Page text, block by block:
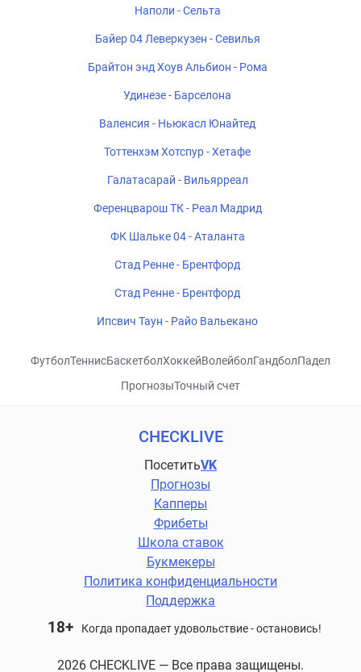
Наполи - Сельта
Байер 04 Леверкузен - Севилья
Брайтон энд Хоув Альбион - Рома
Удинезе - Барселона
Валенсия - Ньюкасл Юнайтед
Тоттенхэм Хотспур - Хетафе
Галатасарай - Вильярреал
Ференцварош ТК - Реал Мадрид
ФК Шальке 04 - Аталанта
Стад Ренне - Брентфорд
Стад Ренне - Брентфорд
Ипсвич Таун - Райо Вальекано
ФутболТеннисБаскетболХоккейВолейболГандболПадел
ПрогнозыТочный счет
CHECKLIVE
ПосетитьVK
Прогнозы
Капперы
Фрибеты
Школа ставок
Букмекеры
Политика конфиденциальности
Поддержка
18+ Когда пропадает удовольствие - остановись!
2026 CHECKLIVE — Все права защищены.